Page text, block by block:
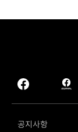
facebook
hmg
공지사항